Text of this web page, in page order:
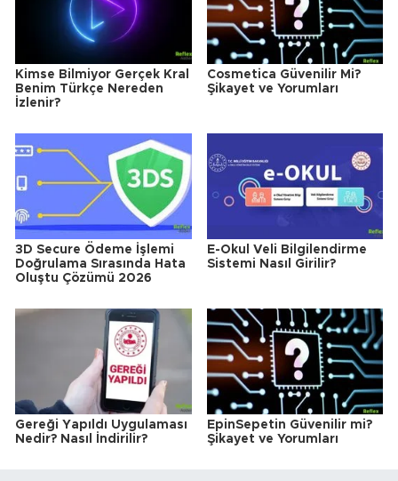
Kimse Bilmiyor Gerçek Kral
Benim Türkçe Nereden
İzlenir?
Cosmetica Güvenilir Mi?
Şikayet ve Yorumları
3D Secure Ödeme İşlemi
Doğrulama Sırasında Hata
Oluştu Çözümü 2026
E-Okul Veli Bilgilendirme
Sistemi Nasıl Girilir?
Gereği Yapıldı Uygulaması
Nedir? Nasıl İndirilir?
EpinSepetin Güvenilir mi?
Şikayet ve Yorumları